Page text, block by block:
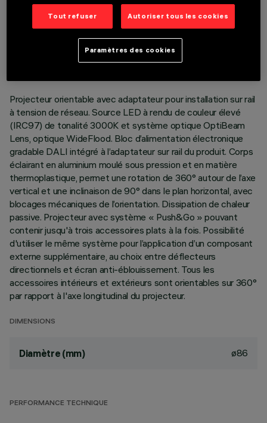
DONNÉES TECHNIQUES
DERNIÈRE MISE À JOUR: 05/08/2026
Projecteur orientable avec adaptateur pour installation sur rail
à tension de réseau. Source LED à rendu de couleur élevé
(IRC97) de tonalité 3000K et système optique OptiBeam
Lens, optique WideFlood. Bloc d’alimentation électronique
gradable DALI intégré à l’adaptateur sur rail du produit. Corps
éclairant en aluminium moulé sous pression et en matière
thermoplastique, permet une rotation de 360° autour de l’axe
vertical et une inclinaison de 90° dans le plan horizontal, avec
blocages mécaniques de l’orientation. Dissipation de chaleur
passive. Projecteur avec système « Push&Go » pouvant
contenir jusqu'à trois accessoires plats à la fois. Possibilité
d'utiliser le même système pour l’application d’un composant
externe supplémentaire, au choix entre déflecteurs
directionnels et écran anti-éblouissement. Tous les
accessoires intérieurs et extérieurs sont orientables sur 360°
par rapport à l'axe longitudinal du projecteur.
DIMENSIONS
Diamètre (mm) ø86
PERFORMANCE TECHNIQUE
Tout refuser Autoriser tous les cookies
Paramètres des cookies